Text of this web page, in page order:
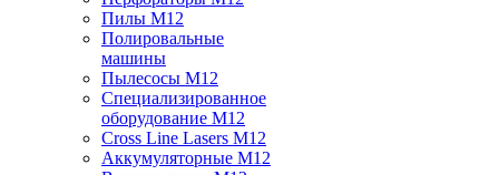
Пилы M12
Полировальные
машины
Пылесосы M12
Специализированное
оборудование M12
Cross Line Lasers M12
Аккумуляторные M12